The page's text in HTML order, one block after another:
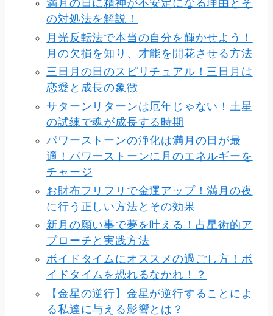
満月の日に精神が不安定になる理由とそ
の対処法を解説！
月光反転法で本当の自分を輝かせよう！
月の欠損を知り、才能を開花させる方法
三日月の日のスピリチュアル！三日月は
恋愛と成長の象徴
サターンリターンは厄年じゃない！土星
の試練で魂が成長する時期
パワーストーンの浄化は満月の日が最
適！パワーストーンに月のエネルギーを
チャージ
お財布フリフリで金運アップ！満月の夜
に行う正しい方法とその効果
新月の願い事で夢を叶える！占星術的ア
プローチと実践方法
ボイドタイムにオススメの過ごし方！ボ
イドタイムを恐れるなかれ！？
【金星の逆行】金星が逆行することによ
る私達に与える影響とは？